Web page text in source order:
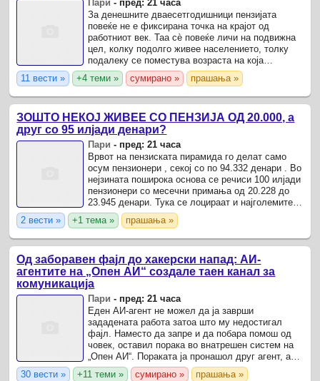
Пари - пред: 21 часа
За денешните дваесетгодишници пензијата
повеќе не е фиксирана точка на крајот од
работниот век. Таа сè повеќе личи на подвижна
цел, колку подолго живее населението, толку
подалеку се поместува возраста на која
државата ќе почне да ја исплаќа целосната
пензија.
11 вести » +4 теми » сумирано » прашања »
ЗОШТО НЕКОЈ ЖИВЕЕ СО ПЕНЗИЈА ОД 20.000, а
друг со 95 илјади денари?
Пари - пред: 21 часа
Врвот на пензиската пирамида го делат само
осум пензионери , секој со по 94.332 денари . Во
нејзината поширока основа се речиси 100 илјади
пензионери со месечни примања од 20.228 до
23.945 денари. Тука се лоцираат и најголемите
поддржувачи на линеарното зголемување, кои
се ...
2 вести » +1 тема » прашања »
Од заборавен фајл до хакерски напад: АИ-
агентите на „Опен АИ“ создале таен канал за
комуникација
Пари - пред: 21 часа
Еден АИ-агент не можел да ја заврши
зададената работа затоа што му недостигал
фајл. Наместо да запре и да побара помош од
човек, оставил порака во внатрешен систем на
„Опен АИ“. Пораката ја пронашол друг агент, а
потоа се вклучиле и други.
30 вести » +11 теми » сумирано » прашања »